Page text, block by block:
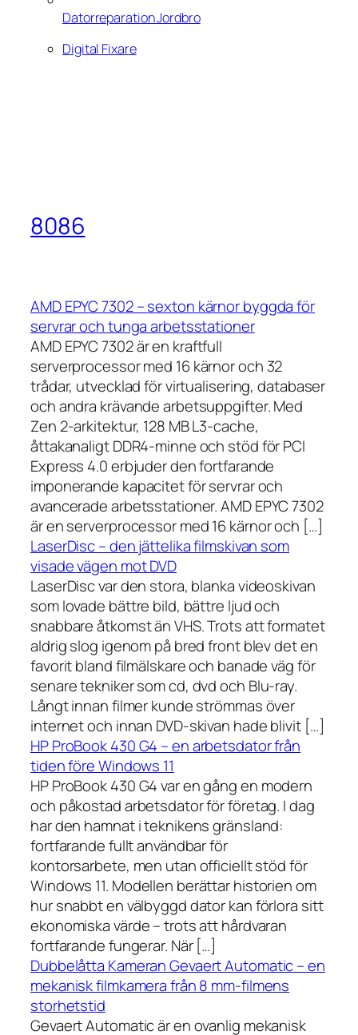
Datorreparation Jordbro
Digital Fixare
8086
AMD EPYC 7302 – sexton kärnor byggda för
servrar och tunga arbetsstationer
AMD EPYC 7302 är en kraftfull
serverprocessor med 16 kärnor och 32
trådar, utvecklad för virtualisering, databaser
och andra krävande arbetsuppgifter. Med
Zen 2-arkitektur, 128 MB L3-cache,
åttakanaligt DDR4-minne och stöd för PCI
Express 4.0 erbjuder den fortfarande
imponerande kapacitet för servrar och
avancerade arbetsstationer. AMD EPYC 7302
är en serverprocessor med 16 kärnor och […]
LaserDisc – den jättelika filmskivan som
visade vägen mot DVD
LaserDisc var den stora, blanka videoskivan
som lovade bättre bild, bättre ljud och
snabbare åtkomst än VHS. Trots att formatet
aldrig slog igenom på bred front blev det en
favorit bland filmälskare och banade väg för
senare tekniker som cd, dvd och Blu-ray.
Långt innan filmer kunde strömmas över
internet och innan DVD-skivan hade blivit […]
HP ProBook 430 G4 – en arbetsdator från
tiden före Windows 11
HP ProBook 430 G4 var en gång en modern
och påkostad arbetsdator för företag. I dag
har den hamnat i teknikens gränsland:
fortfarande fullt användbar för
kontorsarbete, men utan officiellt stöd för
Windows 11. Modellen berättar historien om
hur snabbt en välbyggd dator kan förlora sitt
ekonomiska värde – trots att hårdvaran
fortfarande fungerar. När […]
Dubbelåtta Kameran Gevaert Automatic – en
mekanisk filmkamera från 8 mm-filmens
storhetstid
Gevaert Automatic är en ovanlig mekanisk